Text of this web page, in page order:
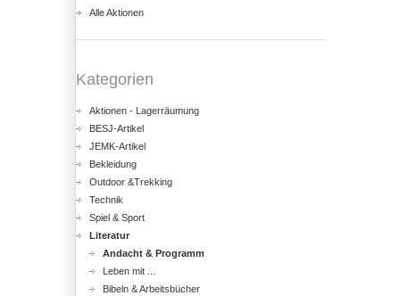
Alle Aktionen
Kategorien
Aktionen - Lagerräumung
BESJ-Artikel
JEMK-Artikel
Bekleidung
Outdoor &Trekking
Technik
Spiel & Sport
Literatur
Andacht & Programm
Leben mit ...
Bibeln & Arbeitsbücher